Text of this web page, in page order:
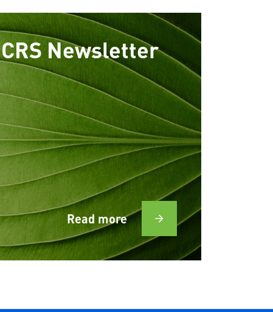
CRS Newsletter
Read more